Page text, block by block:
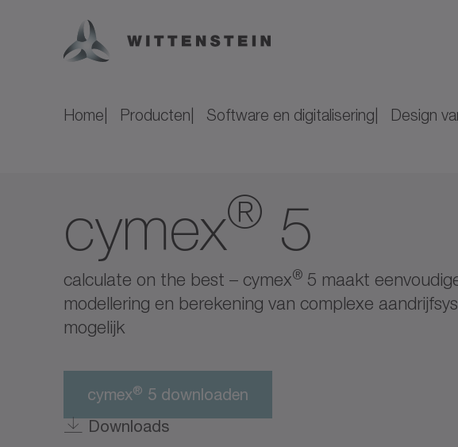
Home Producten Software en digitalisering Design
cymex® 5
calculate on the best – cymex® 5 maakt
modellering en berekening van complexe
mogelijk
cymex® 5 downloaden
Downloads